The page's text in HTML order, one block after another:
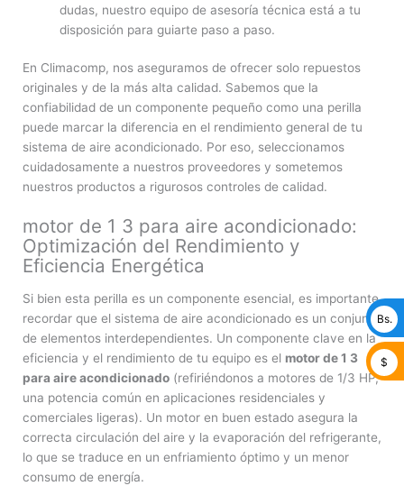
dudas, nuestro equipo de asesoría técnica está a tu
disposición para guiarte paso a paso.
En Climacomp, nos aseguramos de ofrecer solo repuestos
originales y de la más alta calidad. Sabemos que la
confiabilidad de un componente pequeño como una perilla
puede marcar la diferencia en el rendimiento general de tu
sistema de aire acondicionado. Por eso, seleccionamos
cuidadosamente a nuestros proveedores y sometemos
nuestros productos a rigurosos controles de calidad.
motor de 1 3 para aire acondicionado:
Optimización del Rendimiento y
Eficiencia Energética
Si bien esta perilla es un componente esencial, es importante
recordar que el sistema de aire acondicionado es un conjunto
de elementos interdependientes. Un componente clave en la
eficiencia y el rendimiento de tu equipo es el motor de 1 3
para aire acondicionado (refiriéndonos a motores de 1/3 HP,
una potencia común en aplicaciones residenciales y
comerciales ligeras). Un motor en buen estado asegura la
correcta circulación del aire y la evaporación del refrigerante,
lo que se traduce en un enfriamiento óptimo y un menor
consumo de energía.
Bs.
$